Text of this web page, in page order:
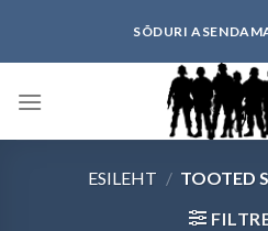
content
SÕDURI
ESILEHT / TOOTED